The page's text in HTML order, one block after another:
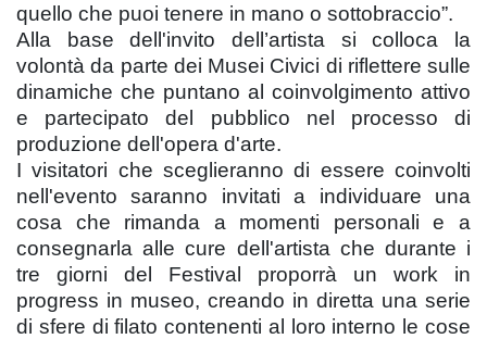
quello che puoi tenere in mano o sottobraccio”.
Alla base dell'invito dell’artista si colloca la
volontà da parte dei Musei Civici di riflettere sulle
dinamiche che puntano al coinvolgimento attivo
e partecipato del pubblico nel processo di
produzione dell'opera d'arte.
I visitatori che sceglieranno di essere coinvolti
nell'evento saranno invitati a individuare una
cosa che rimanda a momenti personali e a
consegnarla alle cure dell'artista che durante i
tre giorni del Festival proporrà un work in
progress in museo, creando in diretta una serie
di sfere di filato contenenti al loro interno le cose